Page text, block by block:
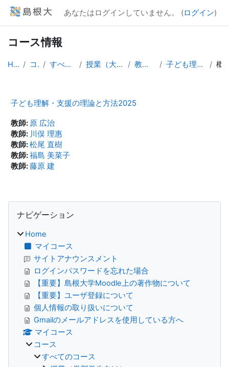
メインコンテンツへスキップする
あなたはログインしていません。 (ログイン)
コース情報
Home コース すべてのコース 授業（大学院生向け） 教育学研究科 子ども理解・支援2025
子ども理解・支援の理論と方法2025
教師: 原 広治
教師: 川俣 理惠
教師:松尾 直樹
教師:福島 美菜子
教師:藤原 建
ブロック
ナビゲーション
Home
マイコース
サイトアナウンスメント
ログインパスワードを忘れた場合
【重要】島根大学Moodle上の著作物について
【重要】ユーザ登録について
個人情報の取り扱いについて
Gmailのメールアドレスを使用している方へ
マイコース
コース
すべてのコース